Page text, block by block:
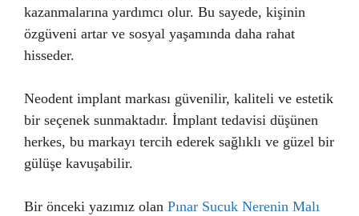
kazanmalarına yardımcı olur. Bu sayede, kişinin
özgüveni artar ve sosyal yaşamında daha rahat
hisseder.
Neodent implant markası güvenilir, kaliteli ve estetik
bir seçenek sunmaktadır. İmplant tedavisi düşünen
herkes, bu markayı tercih ederek sağlıklı ve güzel bir
gülüşe kavuşabilir.
Bir önceki yazımız olan Pınar Sucuk Nerenin Malı